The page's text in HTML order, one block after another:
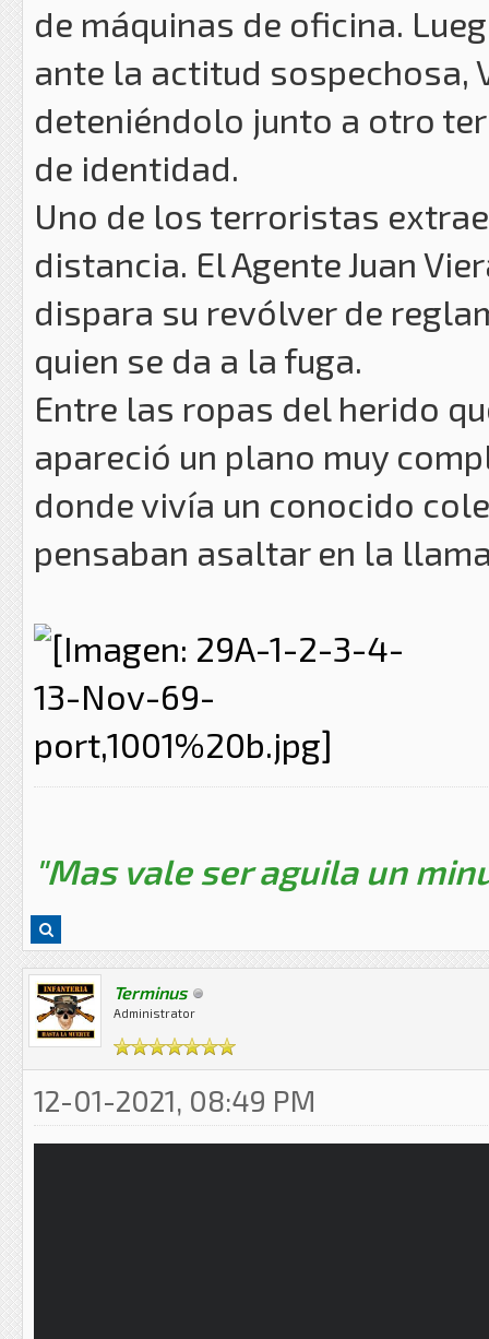
de máquinas de oficina.
ante la actitud sospechosa,
deteniéndolo junto a otro
de identidad.
Uno de los terroristas
distancia. El Agente Juan
dispara su revólver de
quien se da a la fuga.
Entre las ropas del herido
apareció un plano muy
donde vivía un conocido
pensaban asaltar en la
"Mas vale ser aguila un
Terminus
Administrator
12-01-2021, 08:49 PM